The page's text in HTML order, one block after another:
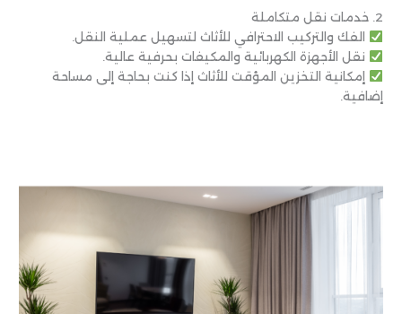
2. خدمات نقل متكاملة
الفك والتركيب الاحترافي للأثاث لتسهيل عملية النقل.
نقل الأجهزة الكهربائية والمكيفات بحرفية عالية.
إمكانية التخزين المؤقت للأثاث إذا كنت بحاجة إلى مساحة
إضافية.